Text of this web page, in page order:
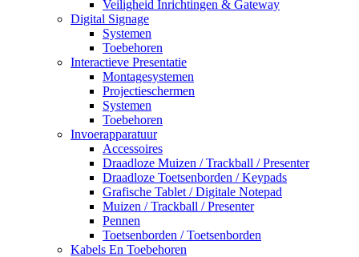
Veiligheid Inrichtingen & Gateway
Digital Signage
Systemen
Toebehoren
Interactieve Presentatie
Montagesystemen
Projectieschermen
Systemen
Toebehoren
Invoerapparatuur
Accessoires
Draadloze Muizen / Trackball / Presenter
Draadloze Toetsenborden / Keypads
Grafische Tablet / Digitale Notepad
Muizen / Trackball / Presenter
Pennen
Toetsenborden / Toetsenborden
Kabels En Toebehoren